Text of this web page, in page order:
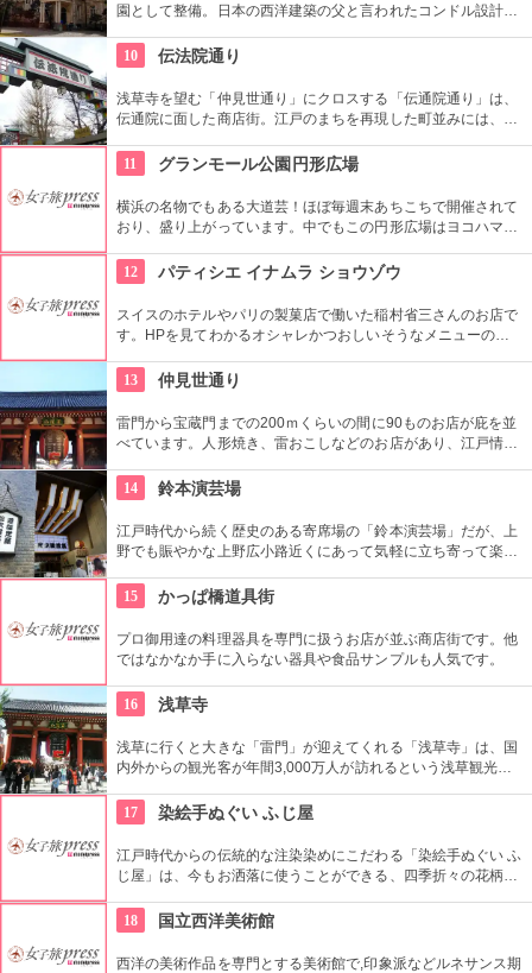
園として整備。日本の西洋建築の父と言われたコンドル設計の
文化財にもなっている。
10 伝法院通り
浅草寺を望む「仲見世通り」にクロスする「伝通院通り」は、
伝通院に面した商店街。江戸のまちを再現した町並みには、屋
あります。多彩なお店が並んでいて、買い物や食事も楽しめま
す。
11 グランモール公園円形広場
横浜の名物でもある大道芸！ほぼ毎週末あちこちで開催されて
おり、盛り上がっています。中でもこの円形広場はヨコハマ大
労される、驚きの芸に子供も大人も釘付けです！
12 パティシエ イナムラ ショウゾウ
スイスのホテルやパリの製菓店で働いた稲村省三さんのお店で
す。HPを見てわかるオシャレかつおしいそうなメニューの
を絶えません。
13 仲見世通り
雷門から宝蔵門までの200ｍくらいの間に90ものお店が庇を並
べています。人形焼き、雷おこしなどのお店があり、江戸情緒
14
鈴本演芸場
江戸時代から続く歴史のある寄席場の「鈴本演芸場」だが、上
野でも賑やかな上野広小路近くにあって気軽に立ち寄って楽し
ず入ってみてはいかがでしょう。
15 かっぱ橋道具街
プロ御用達の料理器具を専門に扱うお店が並ぶ商店街です。他
ではなかなか手に入らない器具や食品サンプルも人気です。
16 浅草寺
浅草に行くと大きな「雷門」が迎えてくれる「浅草寺」は、国
内外からの観光客が年間3,000万人が訪れるという浅草観光一
都内最古の名刹です。
17 染絵手ぬぐい ふじ屋
江戸時代からの伝統的な注染染めにこだわる「染絵手ぬぐい ふ
じ屋」は、今もお洒落に使うことができる、四季折々の花柄や
地の小物も各種扱っています。
18 国立西洋美術館
西洋の美術作品を専門とする美術館で,印象派などルネサンス期